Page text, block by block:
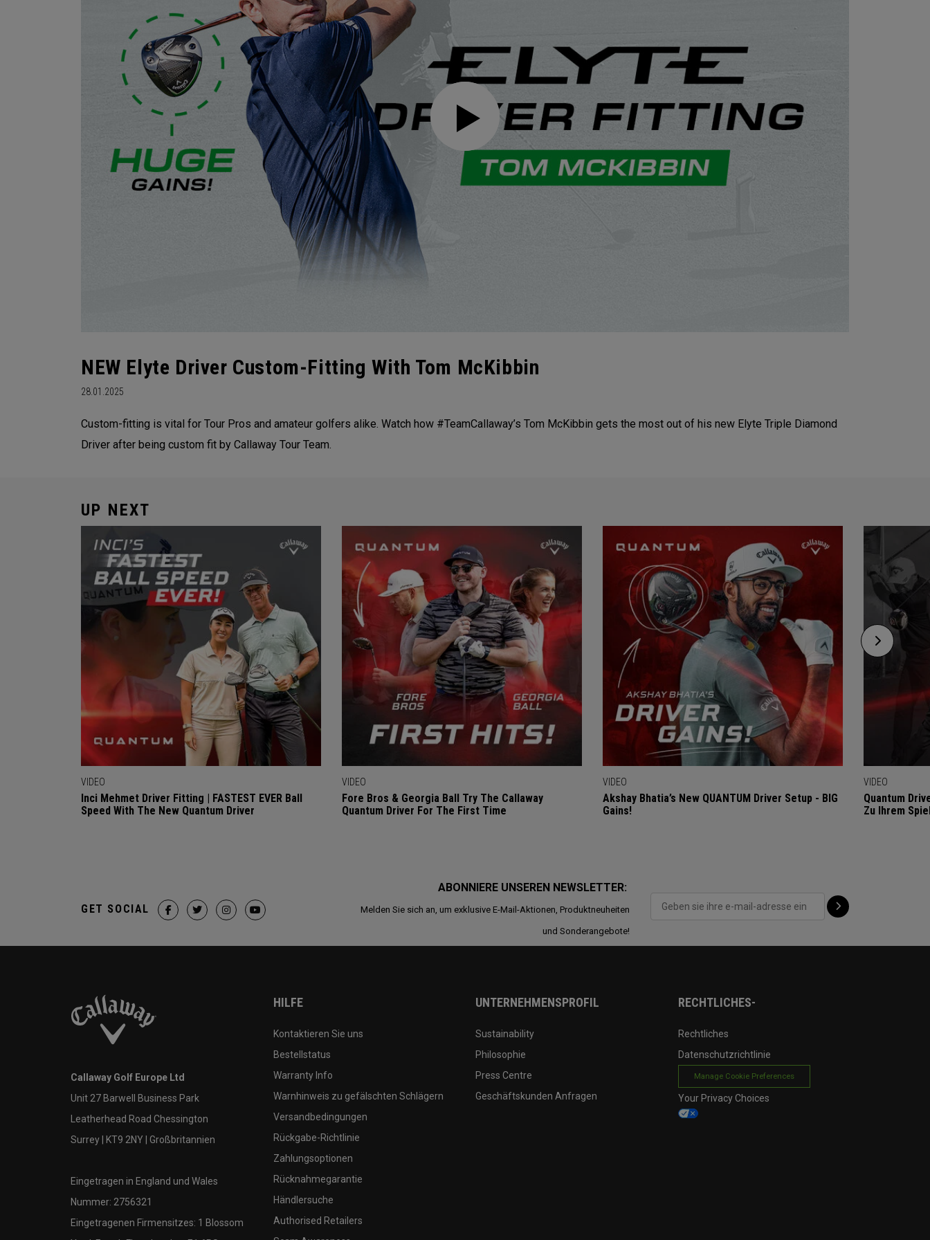
NEW Elyte Driver Custom-Fitting With Tom McKibbin
28.01.2025
Custom-fitting is vital for Tour Pros and amateur golfers alike. Watch how #TeamCallaway’s Tom McKibbin gets the most out of his new Elyte Triple Diamond
Driver after being custom fit by Callaway Tour Team.
UP NEXT
VIDEO
Inci Mehmet Driver Fitting | FASTEST EVER Ball
Speed With The New Quantum Driver
VIDEO
Fore Bros & Georgia Ball Try The Callaway
Quantum Driver For The First Time
VIDEO
Akshay Bhatia’s New QUANTUM Driver Setup - BIG
Gains!
VIDEO
Quantum
Zu Ihrem
ABONNIERE UNSEREN NEWSLETTER:
Melden Sie sich an, um exklusive E-Mail-Aktionen, Produktneuheiten
und Sonderangebote!
GET SOCIAL
Callaway Golf Europe Ltd
Unit 27 Barwell Business Park
Leatherhead Road Chessington
Surrey | KT9 2NY | Großbritannien
Eingetragen in England und Wales
Nummer: 2756321
Eingetragenen Firmensitzes: 1 Blossom
HILFE
Kontaktieren Sie uns
Bestellstatus
Warranty Info
Warnhinweis zu gefälschten Schlägern
Versandbedingungen
Rückgabe-Richtlinie
Zahlungsoptionen
Rücknahmegarantie
Händlersuche
Authorised Retailers
UNTERNEHMENSPROFIL
Sustainability
Philosophie
Press Centre
Geschäftskunden Anfragen
RECHTLICHES-
Rechtliches
Datenschutzrichtlinie
Manage Cookie Preferences
Your Privacy Choices